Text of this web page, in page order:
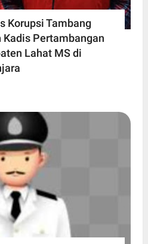
Korupsi Tambang
Kadis Pertambangan
Lahat MS di